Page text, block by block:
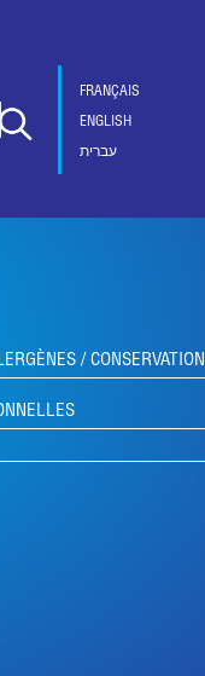
FRANÇAIS
ENGLISH
עברית
/ CONSERVATION